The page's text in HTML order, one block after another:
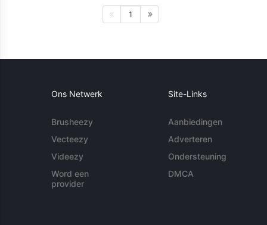
1
Ons Netwerk
Brusheezy
Vecteezy
Videezy
Word een
provider
Site-Links
Aanbiedingen
Adverteren
Ondersteuning
DMCA